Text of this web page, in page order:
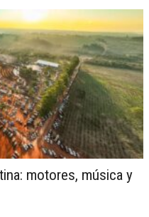
motores, música y